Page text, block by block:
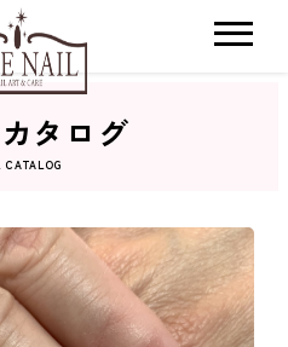
タログ